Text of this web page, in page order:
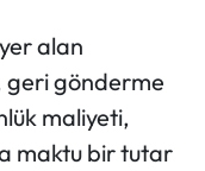
alan
geri gönderme
maliyeti,
maktu bir tutar